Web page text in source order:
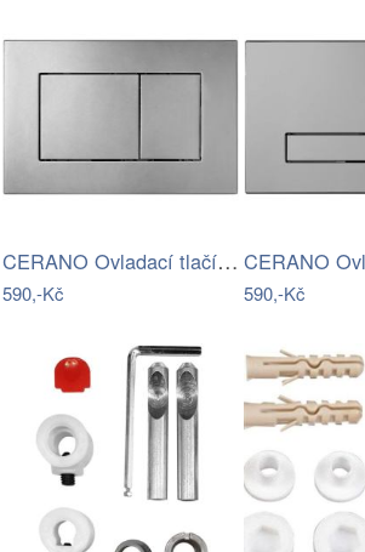
CERANO Ovladací tlačítko WC modulů Lite…
590,-Kč 590,-Kč